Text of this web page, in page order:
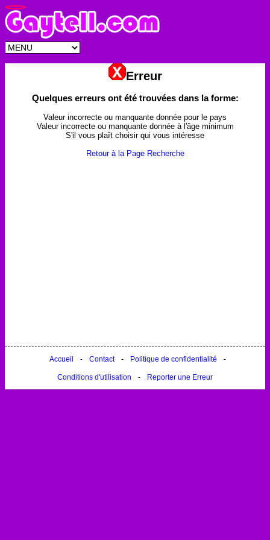
Erreur
Quelques erreurs ont été trouvées dans la forme:
Valeur incorrecte ou manquante donnée pour le pays
Valeur incorrecte ou manquante donnée à l'âge minimum
S'il vous plaît choisir qui vous intéresse
Retour à la Page Recherche
Accueil - Contact - Politique de confidentialité -
Conditions d'utilisation - Reporter une Erreur